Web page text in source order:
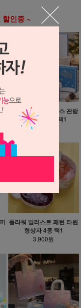
인중 ~
튼튼한 선물 포장박스 관람
차 눈사람 6종 택1
플라워 일러스트 패턴 타원
형상자 4종 택1
3,900원